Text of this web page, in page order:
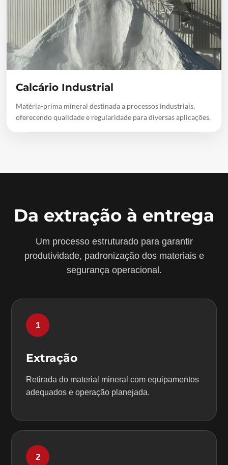
Calcário Industrial
Matéria-prima mineral destinada a processos industriais,
oferecendo qualidade e regularidade para diversas aplicações.
Da extração à entrega
Um processo estruturado para garantir
produtividade, padronização dos materiais e
segurança operacional.
1
Extração
Retirada do material mineral com equipamentos
adequados e operação planejada.
2